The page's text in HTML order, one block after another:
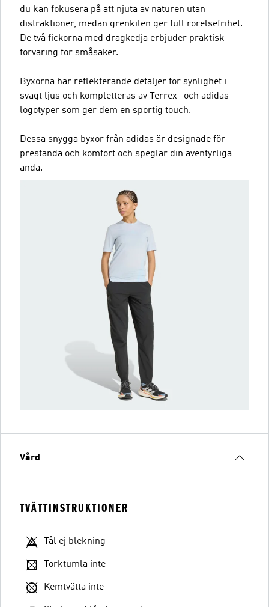
du kan fokusera på att njuta av naturen utan
distraktioner, medan grenkilen ger full rörelsefrihet.
De två fickorna med dragkedja erbjuder praktisk
förvaring för småsaker.
Byxorna har reflekterande detaljer för synlighet i
svagt ljus och kompletteras av Terrex- och adidas-
logotyper som ger dem en sportig touch.
Dessa snygga byxor från adidas är designade för
prestanda och komfort och speglar din äventyrliga
anda.
Vård
TVÄTTINSTRUKTIONER
Tål ej blekning
Torktumla inte
Kemtvätta inte